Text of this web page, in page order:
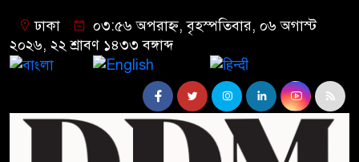
ঢাকা
০৩:৫৬ অপরাহ্ন, বৃহস্পতিবার, ০৬ অগাস্ট
২০২৬, ২২ শ্রাবণ ১৪৩৩ বঙ্গাব্দ